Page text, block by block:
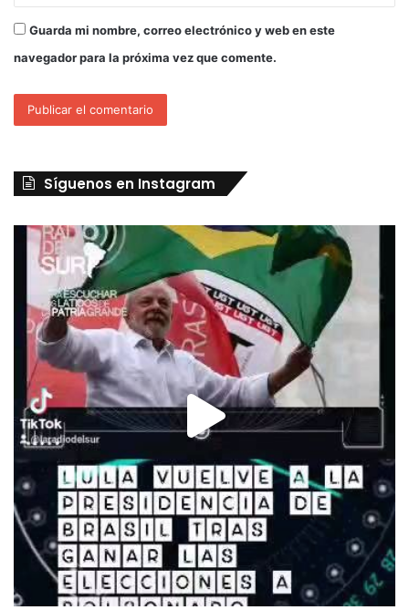
Guarda mi nombre, correo electrónico y web en este
navegador para la próxima vez que comente.
Síguenos en Instagram